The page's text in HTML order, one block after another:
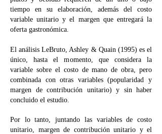
tiempo en su elaboración, además del costo
variable unitario y el margen que entregará la
oferta gastronómica.
El análisis LeBruto, Ashley & Quain (1995) es el
único, hasta el momento, que considera la
variable sobre el costo de mano de obra, pero
combinada con otras variables (popularidad y
margen de contribución unitario) y sin haber
concluido el estudio.
Por lo tanto, juntando las variables de costo
unitario, margen de contribución unitario y el